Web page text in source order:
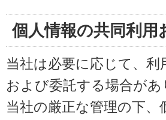
個人情報の共同利
当社は必要に応じて、
および委託する場合が
当社の厳正な管理の下